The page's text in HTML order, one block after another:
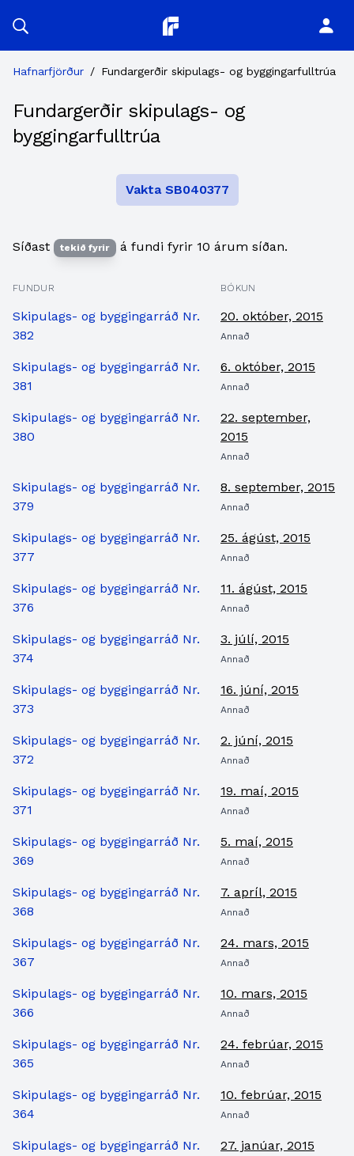
Planitor
Hafnarfjörður / Fundargerðir skipulags- og byggingarfulltrúa
Fundargerðir skipulags- og
byggingarfulltrúa
Vakta SB040377
Síðast tekið fyrir á fundi fyrir 10 árum síðan.
FUNDUR BÓKUN
Skipulags- og byggingarráð Nr.
382
20. október, 2015
Annað
Skipulags- og byggingarráð Nr.
381
6. október, 2015
Annað
Skipulags- og byggingarráð Nr.
380
22. september,
2015
Annað
Skipulags- og byggingarráð Nr.
379
8. september, 2015
Annað
Skipulags- og byggingarráð Nr.
377
25. ágúst, 2015
Annað
Skipulags- og byggingarráð Nr.
376
11. ágúst, 2015
Annað
Skipulags- og byggingarráð Nr.
374
3. júlí, 2015
Annað
Skipulags- og byggingarráð Nr.
373
16. júní, 2015
Annað
Skipulags- og byggingarráð Nr.
372
2. júní, 2015
Annað
Skipulags- og byggingarráð Nr.
371
19. maí, 2015
Annað
Skipulags- og byggingarráð Nr.
369
5. maí, 2015
Annað
Skipulags- og byggingarráð Nr.
368
7. apríl, 2015
Annað
Skipulags- og byggingarráð Nr.
367
24. mars, 2015
Annað
Skipulags- og byggingarráð Nr.
366
10. mars, 2015
Annað
Skipulags- og byggingarráð Nr.
365
24. febrúar, 2015
Annað
Skipulags- og byggingarráð Nr.
364
10. febrúar, 2015
Annað
Skipulags- og byggingarráð Nr.
27. janúar, 2015